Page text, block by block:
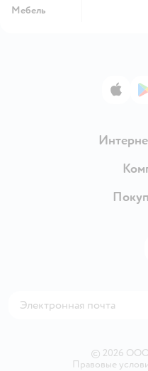
Мебель
App
Политика
© 2026 ООО
Правовые